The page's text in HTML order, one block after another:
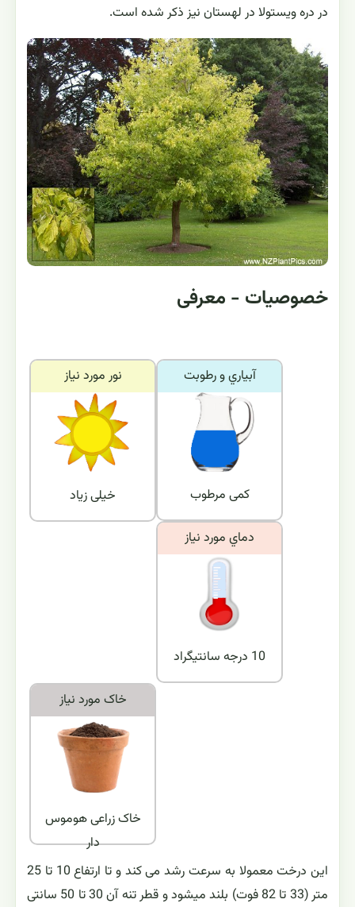
در دره ویستولا در لهستان نیز ذکر شده است.
خصوصیات - معرفی
نور مورد نياز
خیلی زیاد
آبياري و رطوبت
کمی مرطوب
دماي مورد نياز
10 درجه سانتیگراد
خاک مورد نياز
خاک زراعی هوموس
‌دار
این درخت معمولا به سرعت رشد می کند و تا ارتفاع 10 تا 25
متر (33 تا 82 فوت) بلند میشود و قطر تنه آن 30 تا 50 سانتی